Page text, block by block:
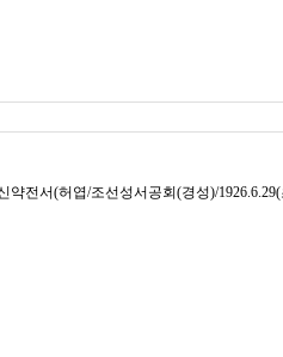
전서(허엽/조선성서공회(경성)/1926.6.29(